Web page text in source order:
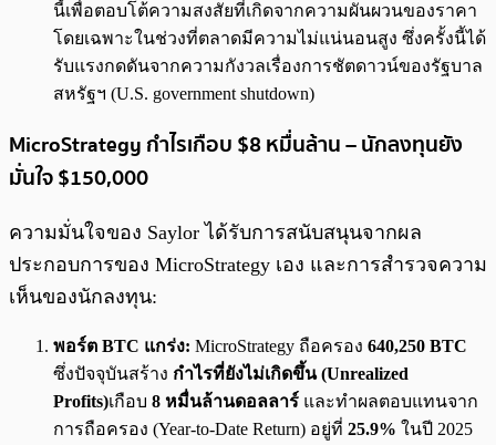
นี้เพื่อตอบโต้ความสงสัยที่เกิดจากความผันผวนของราคา
โดยเฉพาะในช่วงที่ตลาดมีความไม่แน่นอนสูง ซึ่งครั้งนี้ได้
รับแรงกดดันจากความกังวลเรื่องการชัตดาวน์ของรัฐบาล
สหรัฐฯ (U.S. government shutdown)
MicroStrategy กำไรเกือบ $8 หมื่นล้าน – นักลงทุนยัง
มั่นใจ $150,000
ความมั่นใจของ Saylor ได้รับการสนับสนุนจากผล
ประกอบการของ MicroStrategy เอง และการสำรวจความ
เห็นของนักลงทุน:
พอร์ต BTC แกร่ง: MicroStrategy ถือครอง 640,250 BTC
ซึ่งปัจจุบันสร้าง กำไรที่ยังไม่เกิดขึ้น (Unrealized
Profits)เกือบ 8 หมื่นล้านดอลลาร์ และทำผลตอบแทนจาก
การถือครอง (Year-to-Date Return) อยู่ที่ 25.9% ในปี 2025